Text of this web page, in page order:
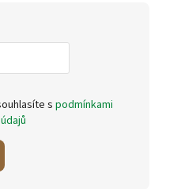
spodmínkami